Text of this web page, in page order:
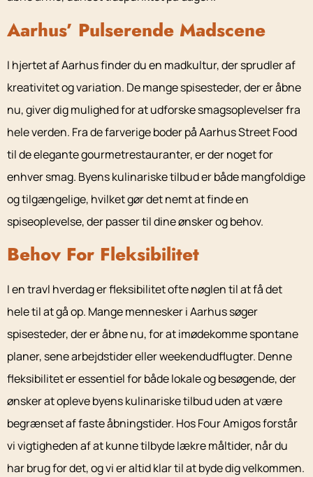
Aarhus’ Pulserende Madscene
I hjertet af Aarhus finder du en madkultur, der sprudler af
kreativitet og variation. De mange spisesteder, der er åbne
nu, giver dig mulighed for at udforske smagsoplevelser fra
hele verden. Fra de farverige boder på Aarhus Street Food
til de elegante gourmetrestauranter, er der noget for
enhver smag. Byens kulinariske tilbud er både mangfoldige
og tilgængelige, hvilket gør det nemt at finde en
spiseoplevelse, der passer til dine ønsker og behov.
Behov For Fleksibilitet
I en travl hverdag er fleksibilitet ofte nøglen til at få det
hele til at gå op. Mange mennesker i Aarhus søger
spisesteder, der er åbne nu, for at imødekomme spontane
planer, sene arbejdstider eller weekendudflugter. Denne
fleksibilitet er essentiel for både lokale og besøgende, der
ønsker at opleve byens kulinariske tilbud uden at være
begrænset af faste åbningstider. Hos Four Amigos forstår
vi vigtigheden af at kunne tilbyde lækre måltider, når du
har brug for det, og vi er altid klar til at byde dig velkommen.